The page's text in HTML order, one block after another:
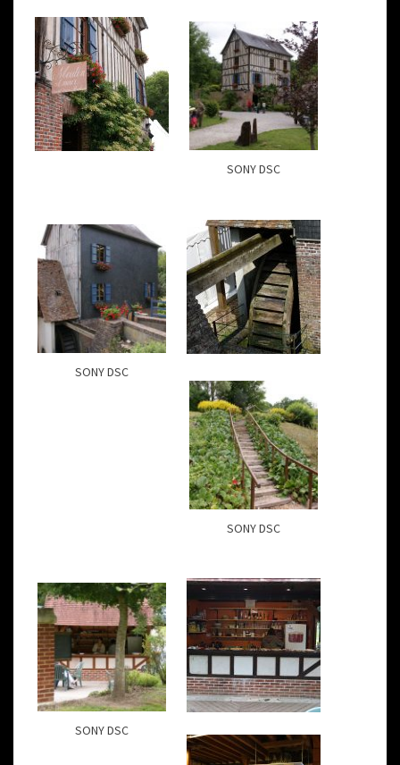
SONY DSC
SONY DSC
SONY DSC
SONY DSC